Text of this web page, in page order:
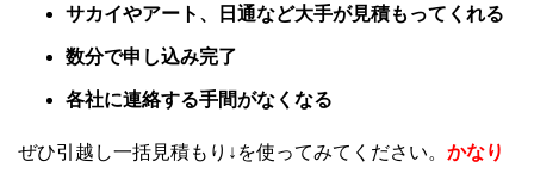
サカイやアート、日通など大手が見積もってくれる
数分で申し込み完了
各社に連絡する手間がなくなる
ぜひ引越し一括見積もり↓を使ってみてください。 かなり